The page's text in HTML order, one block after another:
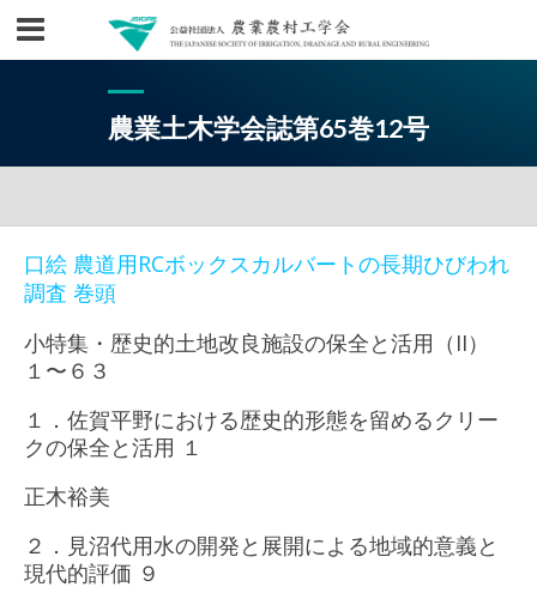
農業土木学会誌第65巻12号
口絵 農道用RCボックスカルバートの長期ひびわれ
調査 巻頭
小特集・歴史的土地改良施設の保全と活用（II）
１〜６３
１．佐賀平野における歴史的形態を留めるクリー
クの保全と活用 １
正木裕美
２．見沼代用水の開発と展開による地域的意義と
現代的評価 ９